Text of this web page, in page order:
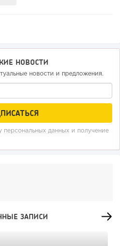
НОВОСТИ
новости и предложения.
персональных данных и получение
ЗАПИСИ